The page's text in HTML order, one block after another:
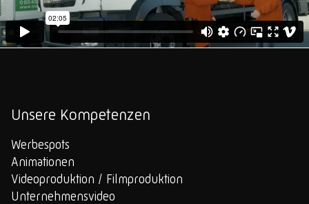
Unsere Kompetenzen
Werbespots
Animationen
Videoproduktion / Filmproduktion
Unternehmensvideo